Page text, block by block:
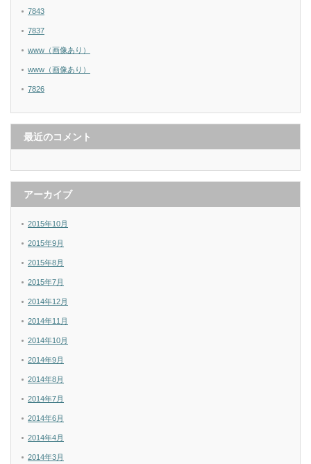
7843
7837
www（画像あり）
www（画像あり）
7826
最近のコメント
アーカイブ
2015年10月
2015年9月
2015年8月
2015年7月
2014年12月
2014年11月
2014年10月
2014年9月
2014年8月
2014年7月
2014年6月
2014年4月
2014年3月